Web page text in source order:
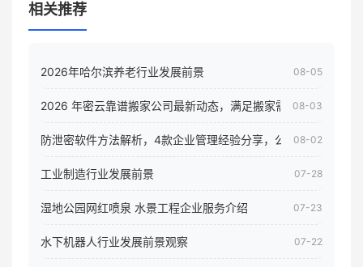
相关推荐
2026年哈尔滨养老行业发展前景 08-05
2026 年密云靠谱搬家公司最新动态，满足搬家需求！08-03
防泄密软件方法解析，4款企业管理经验分享，公司员工电脑核
08-02
工业制造行业发展前景 07-28
湿地公园网红喷泉 水景工程企业服务介绍 07-23
水下机器人行业发展前景观察 07-22